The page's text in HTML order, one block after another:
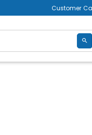
Customer